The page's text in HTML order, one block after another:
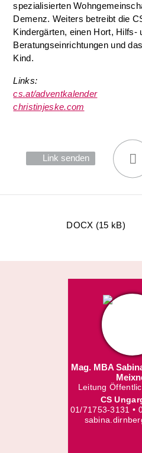
spezialisierten
Demenz. Weiters betreibt die
Kindergärten, einen Hort, Hilfs-
Beratungseinrichtungen und
Kind.
Links:
cs.at/adventkalender
christinjeske.com
Link senden
DOCX (15 kB)
Mag. MBA
Leitung
CS
01/71753-3131 •